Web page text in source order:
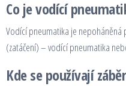
Co je vodící
Vodící pneumatika je nepoháněná
(zatáčení) – vodící pneumatika
Kde se používají